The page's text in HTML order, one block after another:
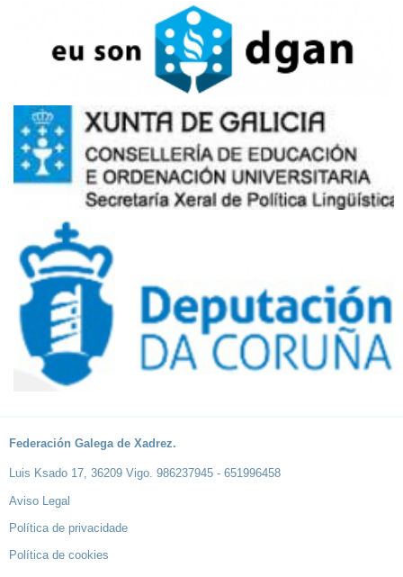
Federación Galega de Xadrez.
Luis Ksado 17, 36209 Vigo. 986237945 - 651996458
Aviso Legal
Política de privacidade
Política de cookies